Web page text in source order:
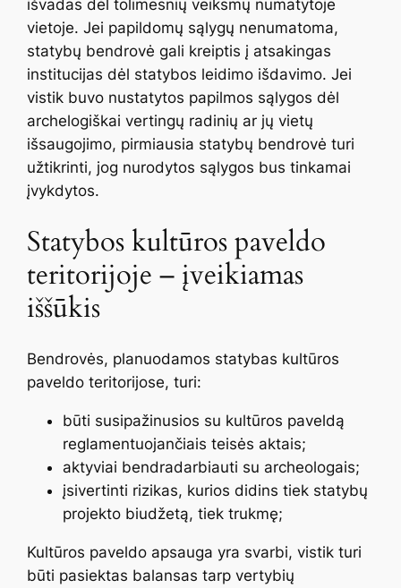
išvadas dėl tolimesnių veiksmų numatytoje
vietoje. Jei papildomų sąlygų nenumatoma,
statybų bendrovė gali kreiptis į atsakingas
institucijas dėl statybos leidimo išdavimo. Jei
vistik buvo nustatytos papilmos sąlygos dėl
archelogiškai vertingų radinių ar jų vietų
išsaugojimo, pirmiausia statybų bendrovė turi
užtikrinti, jog nurodytos sąlygos bus tinkamai
įvykdytos.
Statybos kultūros paveldo
teritorijoje – įveikiamas
iššūkis
Bendrovės, planuodamos statybas kultūros
paveldo teritorijose, turi:
būti susipažinusios su kultūros paveldą
reglamentuojančiais teisės aktais;
aktyviai bendradarbiauti su archeologais;
įsivertinti rizikas, kurios didins tiek statybų
projekto biudžetą, tiek trukmę;
Kultūros paveldo apsauga yra svarbi, vistik turi
būti pasiektas balansas tarp vertybių